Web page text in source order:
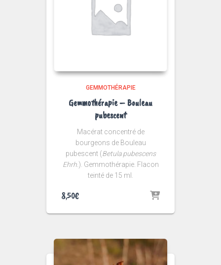
GEMMOTHÉRAPIE
Gemmothérapie – Bouleau
pubescent
Macérat concentré de
bourgeons de Bouleau
pubescent (Betula pubescens
Ehrh. ). Gemmothérapie. Flacon
teinté de 15 ml.
8,50€